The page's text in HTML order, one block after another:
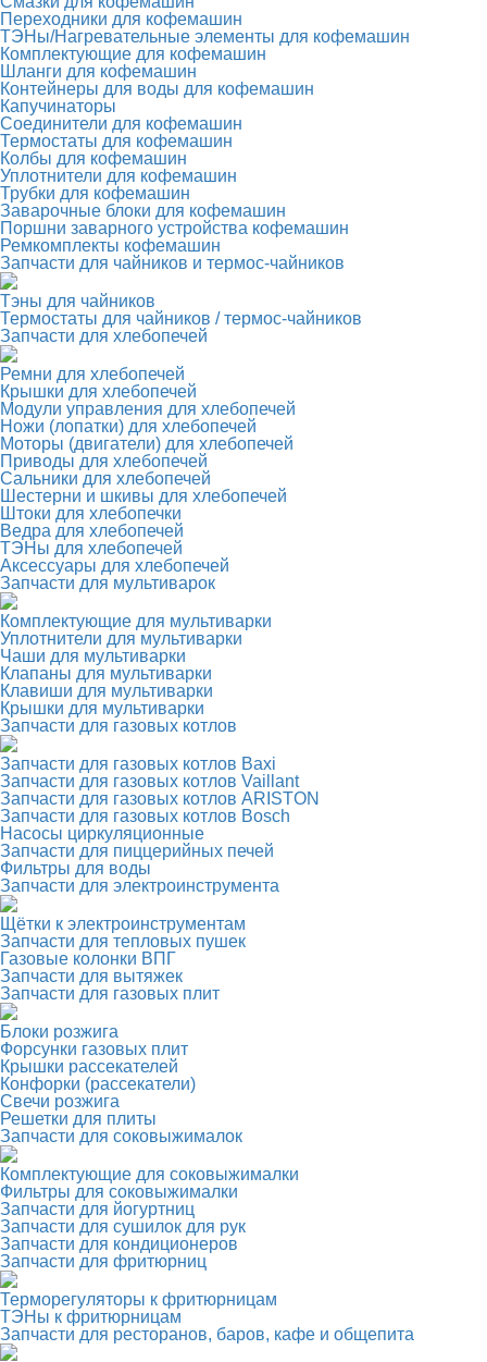
Переходники для кофемашин
ТЭНы/Нагревательные элементы для кофемашин
Комплектующие для кофемашин
Шланги для кофемашин
Контейнеры для воды для кофемашин
Капучинаторы
Соединители для кофемашин
Термостаты для кофемашин
Колбы для кофемашин
Уплотнители для кофемашин
Трубки для кофемашин
Заварочные блоки для кофемашин
Поршни заварного устройства кофемашин
Ремкомплекты кофемашин
Запчасти для чайников и термос-чайников
Тэны для чайников
Термостаты для чайников / термос-чайников
Запчасти для хлебопечей
Ремни для хлебопечей
Крышки для хлебопечей
Модули управления для хлебопечей
Ножи (лопатки) для хлебопечей
Моторы (двигатели) для хлебопечей
Приводы для хлебопечей
Сальники для хлебопечей
Шестерни и шкивы для хлебопечей
Штоки для хлебопечки
Ведра для хлебопечей
ТЭНы для хлебопечей
Аксессуары для хлебопечей
Запчасти для мультиварок
Комплектующие для мультиварки
Уплотнители для мультиварки
Чаши для мультиварки
Клапаны для мультиварки
Клавиши для мультиварки
Крышки для мультиварки
Запчасти для газовых котлов
Запчасти для газовых котлов Baxi
Запчасти для газовых котлов Vaillant
Запчасти для газовых котлов ARISTON
Запчасти для газовых котлов Bosch
Насосы циркуляционные
Запчасти для пиццерийных печей
Фильтры для воды
Запчасти для электроинструмента
Щётки к электроинструментам
Запчасти для тепловых пушек
Газовые колонки ВПГ
Запчасти для вытяжек
Запчасти для газовых плит
Блоки розжига
Форсунки газовых плит
Крышки рассекателей
Конфорки (рассекатели)
Свечи розжига
Решетки для плиты
Запчасти для соковыжималок
Комплектующие для соковыжималки
Фильтры для соковыжималки
Запчасти для йогуртниц
Запчасти для сушилок для рук
Запчасти для кондиционеров
Запчасти для фритюрниц
Терморегуляторы к фритюрницам
ТЭНы к фритюрницам
Запчасти для ресторанов, баров, кафе и общепита